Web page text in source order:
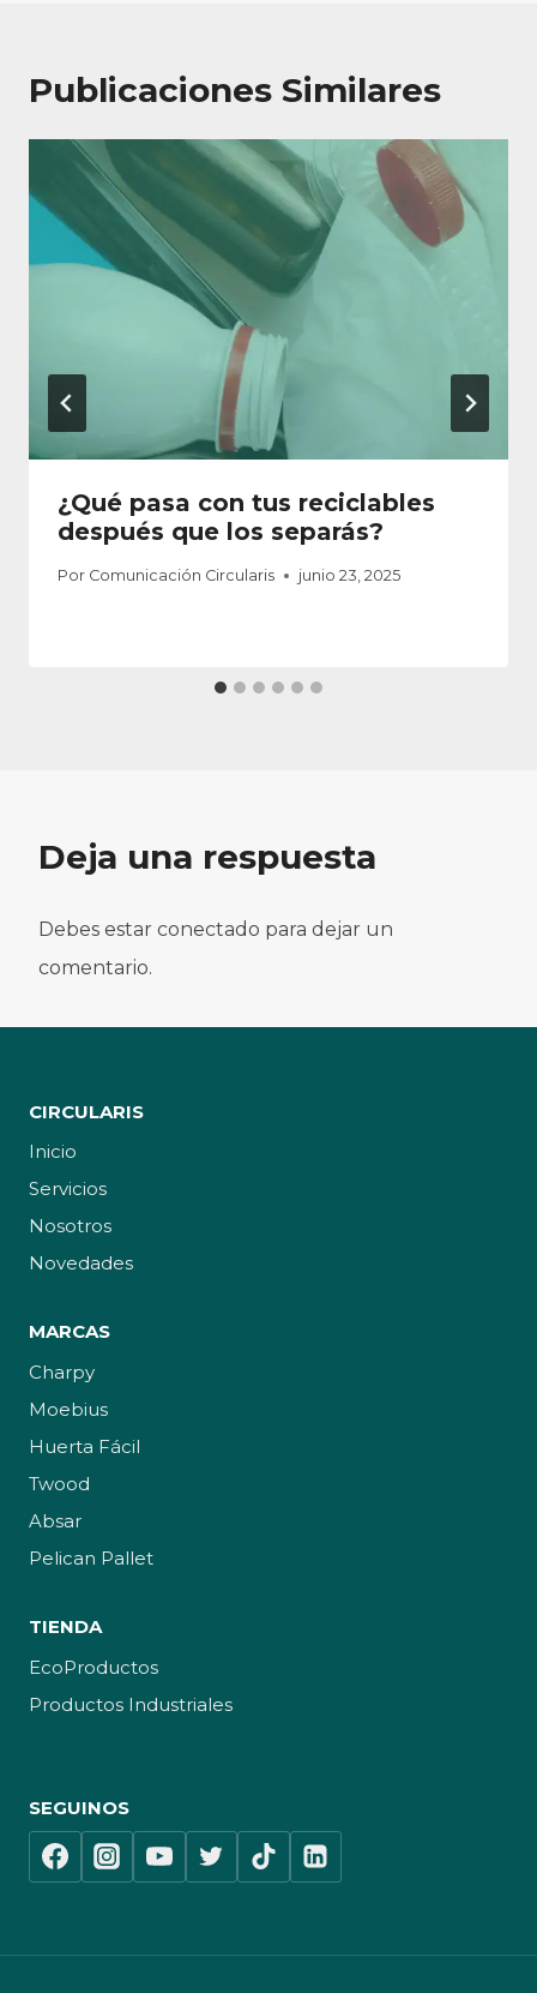
Publicaciones Similares
¿Qué pasa con tus reciclables
después que los separás?
Por Comunicación Circularis junio 23, 2025
Deja una respuesta
Debes estar conectado para dejar un
comentario.
CIRCULARIS
Inicio
Servicios
Nosotros
Novedades
MARCAS
Charpy
Moebius
Huerta Fácil
Twood
Absar
Pelican Pallet
TIENDA
EcoProductos
Productos Industriales
SEGUINOS